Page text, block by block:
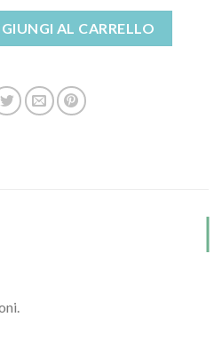
AL CARRELLO